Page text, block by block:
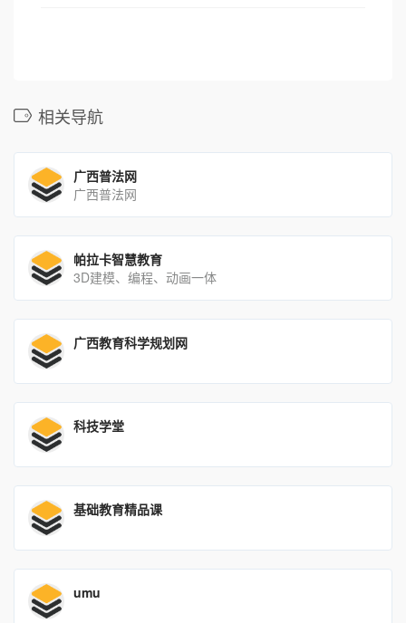
相关导航
广西普法网
广西普法网
帕拉卡智慧教育
3D建模、编程、动画一体
广西教育科学规划网
科技学堂
基础教育精品课
umu